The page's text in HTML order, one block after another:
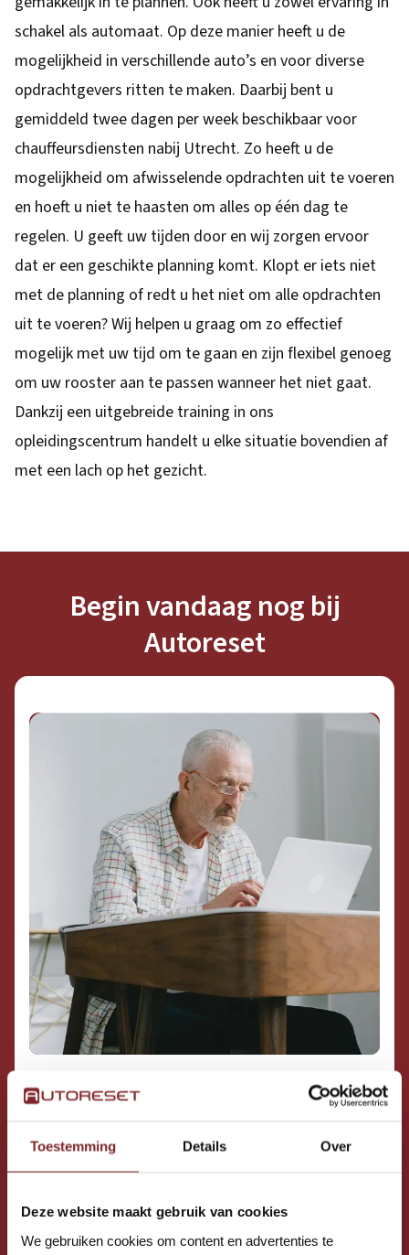
Toestemming Details Over
Deze website maakt gebruik van cookies
We gebruiken cookies om content en advertenties te
schakel als automaat. Op deze manier heeft u de
mogelijkheid in verschillende auto’s en voor diverse
opdrachtgevers ritten te maken. Daarbij bent u
gemiddeld twee dagen per week beschikbaar voor
chauffeursdiensten nabij Utrecht. Zo heeft u de
mogelijkheid om afwisselende opdrachten uit te voeren
en hoeft u niet te haasten om alles op één dag te
regelen. U geeft uw tijden door en wij zorgen ervoor
dat er een geschikte planning komt. Klopt er iets niet
met de planning of redt u het niet om alle opdrachten
uit te voeren? Wij helpen u graag om zo effectief
mogelijk met uw tijd om te gaan en zijn flexibel genoeg
om uw rooster aan te passen wanneer het niet gaat.
Dankzij een uitgebreide training in ons
opleidingscentrum handelt u elke situatie bovendien af
met een lach op het gezicht.
Begin vandaag nog bij
Autoreset